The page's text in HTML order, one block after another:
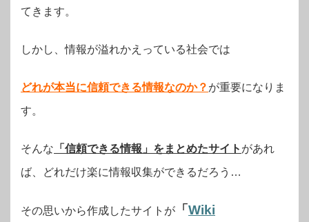
てきます。
しかし、情報が溢れかえっている社会では
どれが本当に信頼できる情報なのか？ が重要になりま
す。
そんな 「信頼できる情報」をまとめたサイト があれ
ば、どれだけ楽に情報収集ができるだろう…
その思いから作成したサイトが 「 Wiki